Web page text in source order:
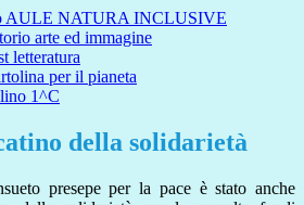
AULE NATURA INCLUSIVE
arte ed immagine
letteratura
per il pianeta
1^C
della solidarietà
presepe per la pace è stato anche